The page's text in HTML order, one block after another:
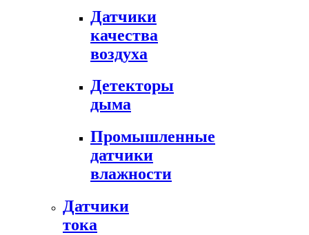
Датчики
качества
воздуха
Детекторы
дыма
Промышленные
датчики
влажности
Датчики
тока